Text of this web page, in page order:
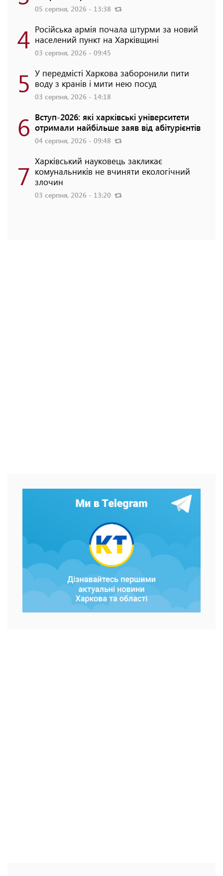
05 серпня, 2026 - 13:38
4 Російська армія почала штурми за новий
населений пункт на Харківщині
03 серпня, 2026 - 09:45
5 У передмісті Харкова заборонили пити
воду з кранів і мити нею посуд
03 серпня, 2026 - 14:18
6 Вступ-2026: які харківські університети
отримали найбільше заяв від абітурієнтів
04 серпня, 2026 - 09:48
7 Харківський науковець закликає
комунальників не вчиняти екологічний
злочин
03 серпня, 2026 - 13:20